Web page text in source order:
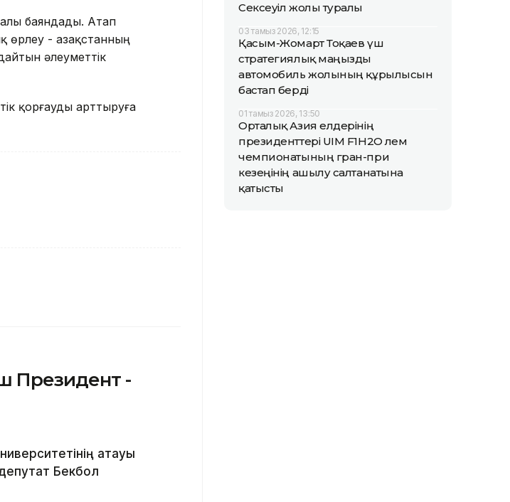
баяндады. Атап
- Қазақстанның
әлеуметтік
қорғауды арттыруға
Президент -
атауы
Бекбол
Сексеуіл жолы туралы
03 тамыз 2026, 12:15
Қасым-Жомарт Тоқаев үш
стратегиялық маңызды
автомобиль жолының құрылысын
бастап берді
01 тамыз 2026, 13:50
Орталық Азия елдерінің
президенттері UIM F1H2O әлем
чемпионатының гран-при
кезеңінің ашылу салтанатына
қатысты